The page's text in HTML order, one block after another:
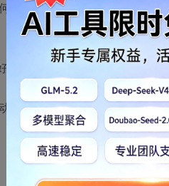
下手，特请高人来指点迷津，
，前（钱）途呢，两者有什么
两者有什么共同点吗,我该具